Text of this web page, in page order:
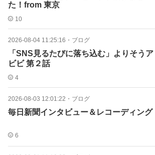
た！from 東京
10
2026-08-04 11:25:16 ・ ブログ
「SNS見るたびに落ち込む」よりそうア
ビビ 第２話
4
2026-08-03 12:01:22 ・ ブログ
毎日新聞インタビュー＆レコーディング
6